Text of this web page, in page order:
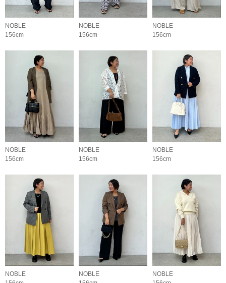
NOBLE
156cm
NOBLE
156cm
NOBLE
156cm
NOBLE
156cm
NOBLE
156cm
NOBLE
156cm
NOBLE
NOBLE
NOBLE